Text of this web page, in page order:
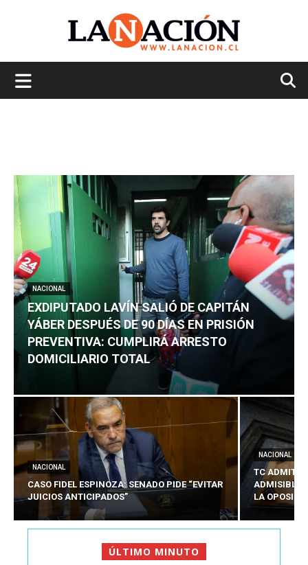
NACIONAL
EXDIPUTADO LAVÍN SALIÓ DE CAPITÁN
YÁBER DESPUÉS DE 90 DÍAS EN PRISIÓN
PREVENTIVA: CUMPLIRÁ ARRESTO
DOMICILIARIO TOTAL
NACIONAL
CASO FIDEL ESPINOZA: SENADO PIDE “EVITAR
JUICIOS ANTICIPADOS”
NACIONAL
TC ADMITE
ADMISIBLES
LA
ÚLTIMO MINUTO